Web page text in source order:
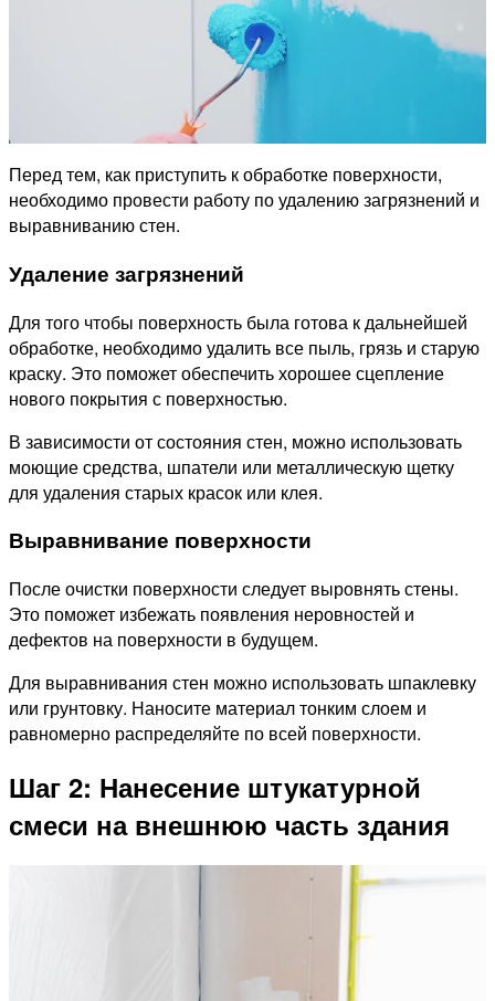
Перед тем, как приступить к обработке поверхности,
необходимо провести работу по удалению загрязнений и
выравниванию стен.
Удаление загрязнений
Для того чтобы поверхность была готова к дальнейшей
обработке, необходимо удалить все пыль, грязь и старую
краску. Это поможет обеспечить хорошее сцепление
нового покрытия с поверхностью.
В зависимости от состояния стен, можно использовать
моющие средства, шпатели или металлическую щетку
для удаления старых красок или клея.
Выравнивание поверхности
После очистки поверхности следует выровнять стены.
Это поможет избежать появления неровностей и
дефектов на поверхности в будущем.
Для выравнивания стен можно использовать шпаклевку
или грунтовку. Наносите материал тонким слоем и
равномерно распределяйте по всей поверхности.
Шаг 2: Нанесение штукатурной
смеси на внешнюю часть здания